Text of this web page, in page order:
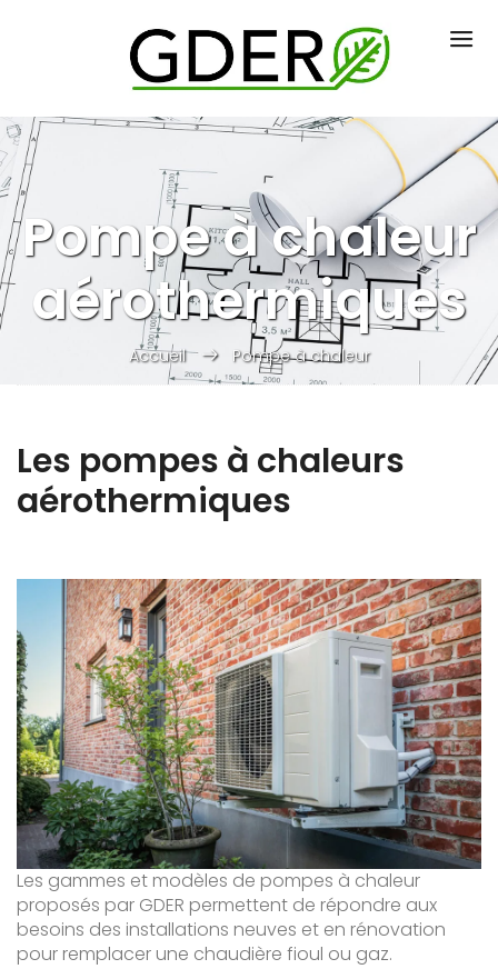
Pompe à chaleur
aérothermiques
Accueil Pompe à chaleur
Les pompes à chaleurs
aérothermiques
Les gammes et modèles de pompes à chaleur
proposés par GDER permettent de répondre aux
besoins des installations neuves et en rénovation
pour remplacer une chaudière fioul ou gaz.